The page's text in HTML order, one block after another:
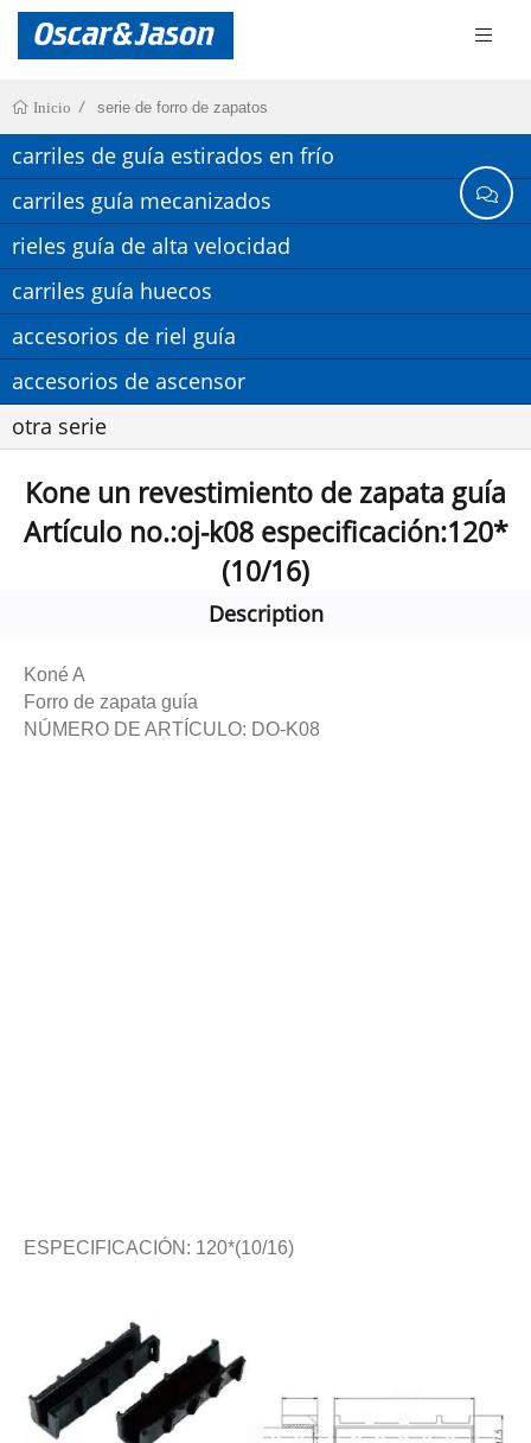
Inicio serie de forro de zapatos
carriles de guía estirados en frío
carriles guía mecanizados
rieles guía de alta velocidad
carriles guía huecos
accesorios de riel guía
accesorios de ascensor
otra serie
Kone un revestimiento de zapata guía
Artículo no.:oj-k08 especificación:120*
(10/16)
Description
Koné A
Forro de zapata guía
NÚMERO DE ARTÍCULO: DO-K08
ESPECIFICACIÓN: 120*(10/16)